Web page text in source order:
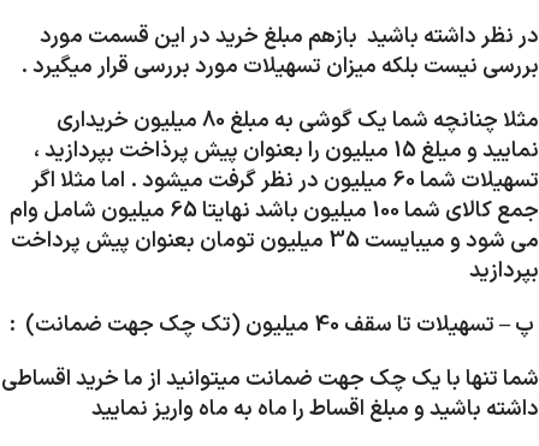
در نظر داشته باشید بازهم مبلغ خرید در این قسمت مورد
بررسی نیست بلکه میزان تسهیلات مورد بررسی قرار میگیرد .
مثلا چنانچه شما یک گوشی به مبلغ 80 میلیون خریداری
نمایید و میلغ 15 میلیون را بعنوان پیش پرذاخت بپردازید ،
تسهیلات شما 60 میلیون در نظر گرفت میشود . اما مثلا اگر
جمع کالای شما 100 میلیون باشد نهایتا 65 میلیون شامل وام
می شود و میبایست 35 میلیون تومان بعنوان پیش پرداخت
بپردازید
پ – تسهیلات تا سقف 40 میلیون (تک چک جهت ضمانت) :
شما تنها با یک چک جهت ضمانت میتوانید از ما خرید اقساطی
داشته باشید و مبلغ اقساط را ماه به ماه واریز نمایید